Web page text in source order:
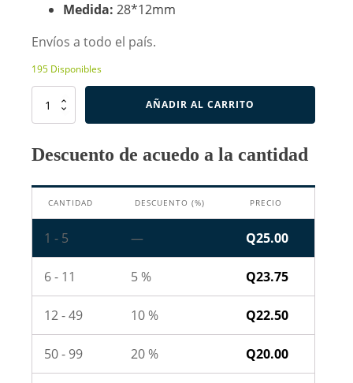
Medida: 28*12mm
Envíos a todo el país.
195 Disponibles
Switch
ON
Pines
Corinto
cantidad
AÑADIR AL CARRITO
Descuento de acuedo a la cantidad
CANTIDAD DESCUENTO (%) PRECIO
1 - 5 — Q25.00
6 - 11 5 % Q23.75
12 - 49 10 % Q22.50
50 - 99 20 % Q20.00